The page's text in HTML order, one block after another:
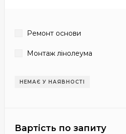
Ремонт основи
Монтаж лінолеума
НЕМАЄ У НАЯВНОСТІ
Вартість по запиту